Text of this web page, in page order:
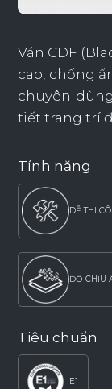
Ván CDF
cao, chống
chuyên
tiết trang trí
Tính năng
DỄ THI
ĐỘ CHỊU
Tiêu chuẩn
E1